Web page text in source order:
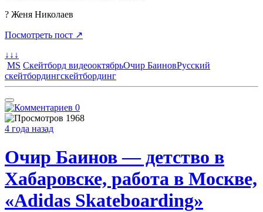
? Женя Николаев
Посмотреть пост ↗
↓↓↓
MS Скейтборд видеооктябрьОчир БаиновРусский
скейтбордингскейтбординг
0
1968
4 года назад
Очир Баинов — детство в
Хабаровске, работа в Москве,
«Adidas Skateboarding»